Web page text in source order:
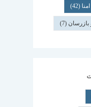
(42)
بازرسان (7)